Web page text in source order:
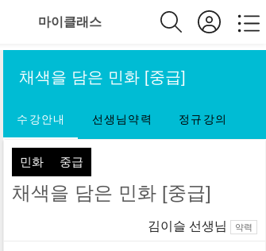
마이클래스
채색을 담은 민화 [중급]
수강안내 선생님약력 정규강의
민화 중급
채색을 담은 민화 [중급]
김이슬 선생님 약력